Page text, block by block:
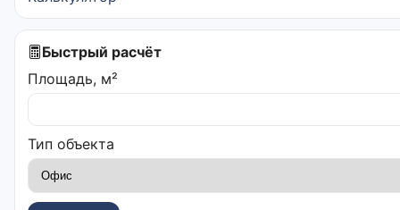
Быстрый расчёт
Площадь, м²
Тип объекта